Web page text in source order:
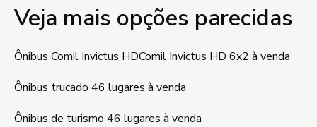
Veja mais opções parecidas
Ônibus Comil Invictus HDComil Invictus HD 6x2 à venda
Ônibus trucado 46 lugares à venda
Ônibus de turismo 46 lugares à venda